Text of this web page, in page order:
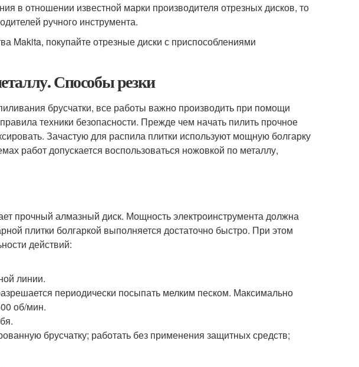
в отношении известной марки производителя отрезных дисков, то
ручного инструмента.
Makita, покупайте отрезные диски с приспособлениями
Способы резки
брусчатки, все работы важно производить при помощи
техники безопасности. Прежде чем начать пилить прочное
Зачастую для распила плитки используют мощную болгарку
работ допускается воспользоваться ножовкой по металлу,
прочный алмазный диск. Мощность электроинструмента должна
плитки болгаркой выполняется достаточно быстро. При этом
действий:
линии.
периодически посыпать мелким песком. Максимально
об/мин.
брусчатку; работать без применения защитных средств;